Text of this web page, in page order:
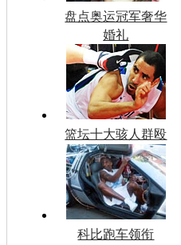
盘点奥运冠军奢华
婚礼
篮坛十大骇人群殴
科比跑车领衔